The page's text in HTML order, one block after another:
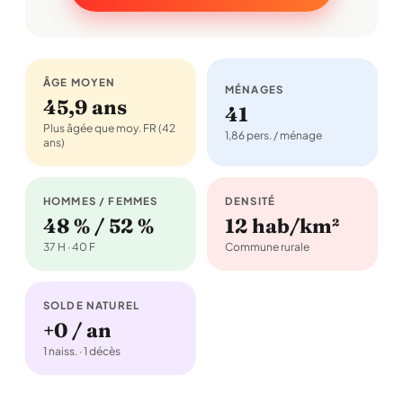
ÂGE MOYEN
45,9 ans
Plus âgée que moy. FR (42
ans)
MÉNAGES
41
1,86 pers. / ménage
HOMMES / FEMMES
48 % / 52 %
37 H · 40 F
DENSITÉ
12 hab/km²
Commune rurale
SOLDE NATUREL
+0 / an
1 naiss. · 1 décès